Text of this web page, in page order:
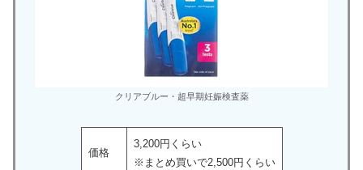
クリアブルー・超早期妊娠検査薬
価格
3,200円くらい
※まとめ買いで2,500円くらい